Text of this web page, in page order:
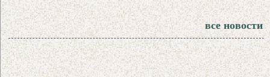
все новости